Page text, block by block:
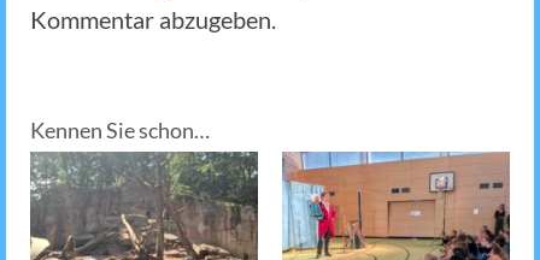
Kommentar abzugeben.
Kennen Sie schon…